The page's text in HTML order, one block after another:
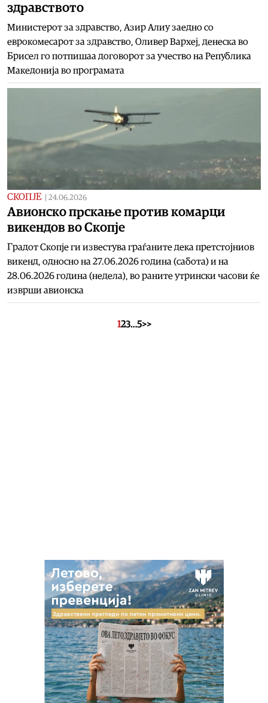
здравството
Министерот за здравство, Азир Алиу заедно со
еврокомесарот за здравство, Оливер Вархеј, денеска во
Брисел го потпишаа договорот за учество на Република
Македонија во програмата
СКОПЈЕ 24.06.2026
Авионско прскање против комарци
викендов во Скопје
Градот Скопје ги известува граѓаните дека претстојниов
викенд, односно на 27.06.2026 година (сабота) и на
28.06.2026 година (недела), во раните утрински часови ќе
изврши авионска
123…5>>